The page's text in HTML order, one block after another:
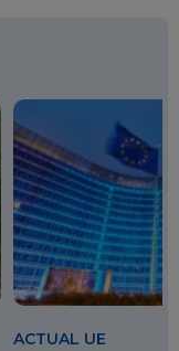
ACTUAL UE